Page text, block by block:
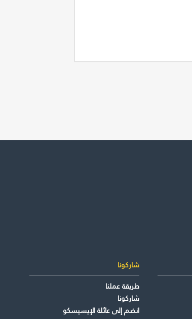
شاركونا
طريقة عملنا
شاركونا
انضم إلى عائلة الإيسيسكو